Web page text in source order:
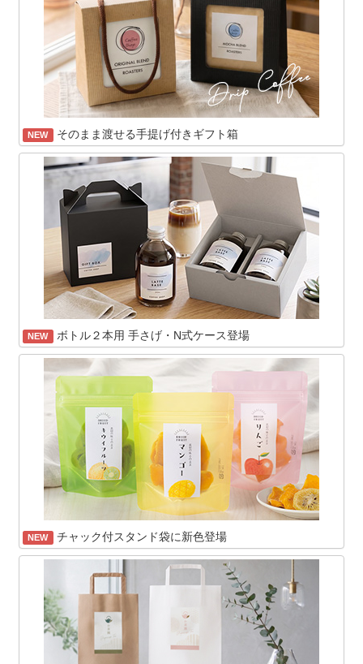
NEW そのまま渡せる手提げ付きギフト箱
NEW ボトル２本用 手さげ・N式ケース登場
NEW チャック付スタンド袋に新色登場